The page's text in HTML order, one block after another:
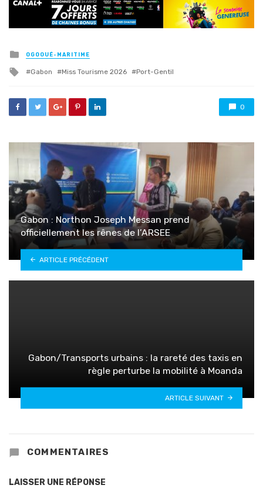
Posted
in
OGOOUÉ-MARITIME
Tagged
Gabon Miss Tourisme 2026 Port-Gentil
0
Gabon : Northon Joseph Messan prend
officiellement les rênes de l’ARSEE
ARTICLE PRÉCÉDENT
Gabon/Transports urbains : la rareté des taxis en
règle perturbe la mobilité à Moanda
ARTICLE SUIVANT
COMMENTAIRES
LAISSER UNE RÉPONSE